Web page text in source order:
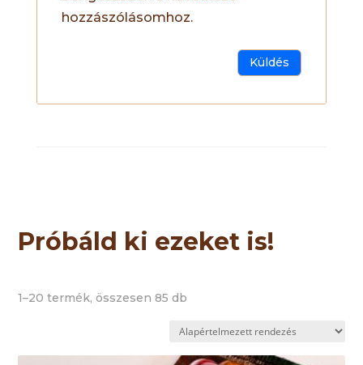
hozzászólásomhoz.
Próbáld ki ezeket is!
1–20 termék, összesen 85 db